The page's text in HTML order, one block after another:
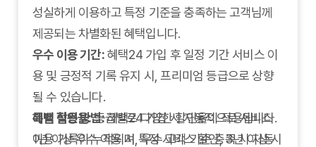
성실하게 이용하고 특정 기준을 충족하는 고객님께
제공되는 차별화된 혜택입니다.
우수 이용 기간:혜택24 가입 후 일정 기간 서비스 이
용 및 긍정적 기록 유지 시, 프리미엄 등급으로 상향
될 수 있습니다.
특별 할인율:등급별로 다양한 할인율이 적용됩니다.
1년 이상 우수 이용 시 특정 서비스 할인, 3년 이상 시
혜택 적용 방법:혜택24 가입 시 자동적으로 서비스
이용 기록이 누적되며, 우수 고객 기준 충족 시 자동